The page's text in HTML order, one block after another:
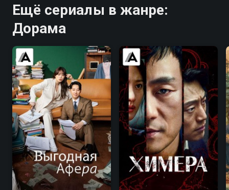
Ещё сериалы в жанре:
Дорама
7.8 7.1 7.8 7.5